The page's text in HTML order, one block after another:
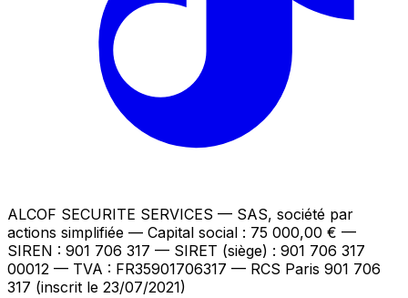
ALCOF SECURITE SERVICES — SAS, société par
actions simplifiée — Capital social : 75 000,00 € —
SIREN : 901 706 317 — SIRET (siège) : 901 706 317
00012 — TVA : FR35901706317 — RCS Paris 901 706
317 (inscrit le 23/07/2021)